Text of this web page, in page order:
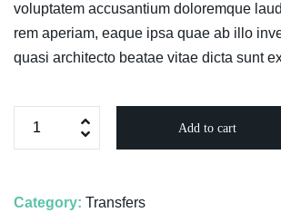
voluptatem accusantium doloremque
rem aperiam, eaque ipsa quae ab illo
quasi architecto beatae vitae dicta sunt
Add to cart
Category: Transfers